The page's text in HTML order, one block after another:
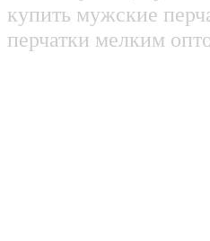
купить мужские
перчатки мелким